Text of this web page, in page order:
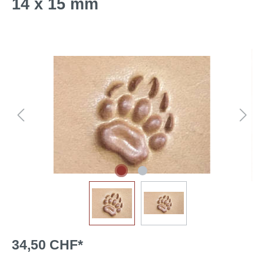
14 x 15 mm
Bildergalerie überspringen
34,50 CHF*